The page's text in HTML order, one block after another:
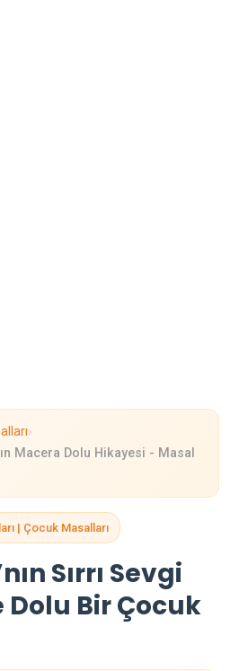
›
Macera Dolu Hikayesi - Masal
| Çocuk Masalları
Sırrı Sevgi
Bir Çocuk